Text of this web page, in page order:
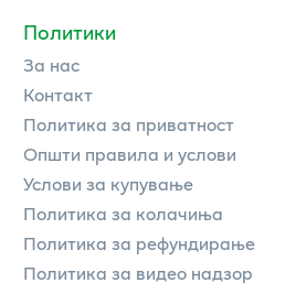
Политики
За нас
Контакт
Политика за приватност
Општи правила и услови
Услови за купување
Политика за колачиња
Политика за рефундирање
Политика за видео надзор